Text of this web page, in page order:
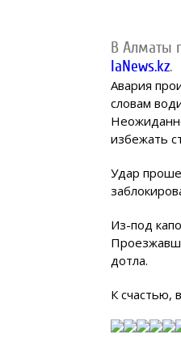
В Алматы
IaNews.kz.
Авария
словам
избежать
Удар
Из-под
дотла.
К счастью,